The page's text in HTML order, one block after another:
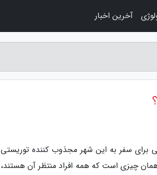
برای سفر به این شهر مجذوب کننده توریستی
چیزی است که همه افراد منتظر آن هستند،
آخرین اخبار